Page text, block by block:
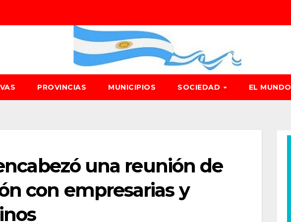
PROVINCIAS MUNICIPIOS SOCIEDAD EL MUNDO
una reunión de
con empresarias y